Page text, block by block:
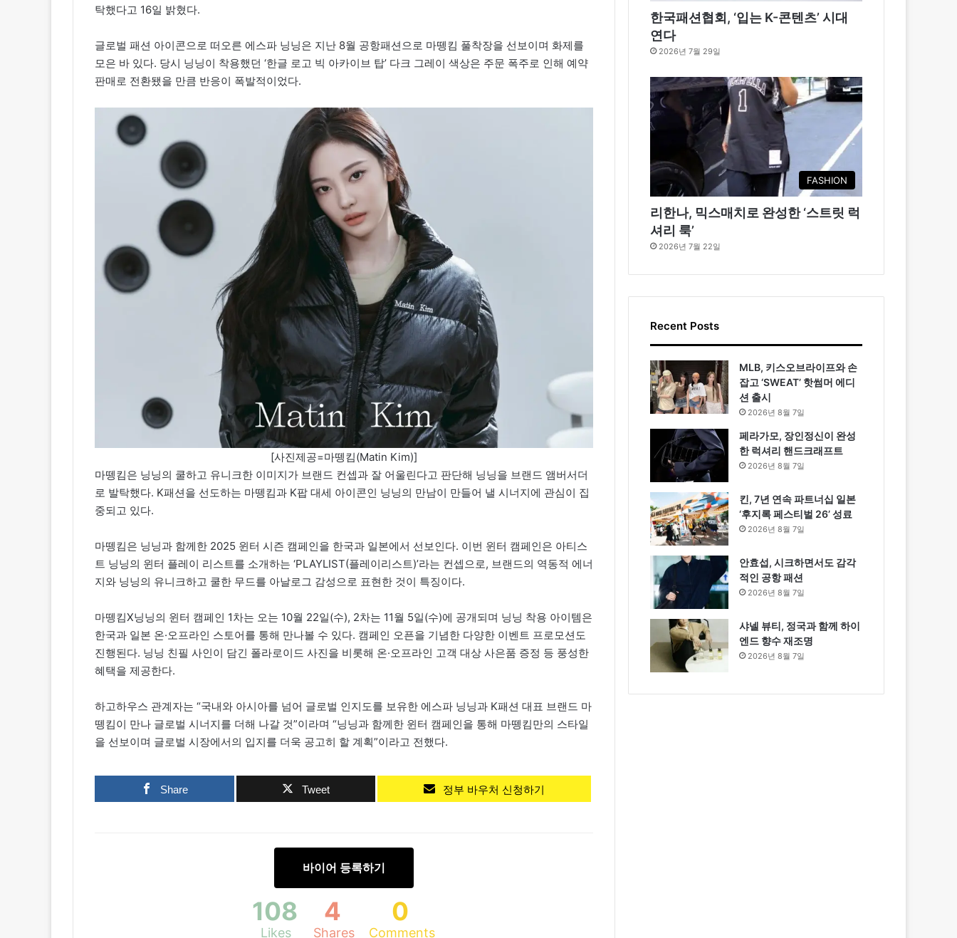
탁했다고 16일 밝혔다.
글로벌 패션 아이콘으로 떠오른 에스파 닝닝은 지난 8월 공항패션으로 마뗑킴 풀착장을 선보이며 화제를
모은 바 있다. 당시 닝닝이 착용했던 ‘한글 로고 빅 아카이브 탑’ 다크 그레이 색상은 주문 폭주로 인해 예약
판매로 전환됐을 만큼 반응이 폭발적이었다.
[사진제공=마뗑킴(Matin Kim)]
마뗑킴은 닝닝의 쿨하고 유니크한 이미지가 브랜드 컨셉과 잘 어울린다고 판단해 닝닝을 브랜드 앰버서더
로 발탁했다. K패션을 선도하는 마뗑킴과 K팝 대세 아이콘인 닝닝의 만남이 만들어 낼 시너지에 관심이 집
중되고 있다.
마뗑킴은 닝닝과 함께한 2025 윈터 시즌 캠페인을 한국과 일본에서 선보인다. 이번 윈터 캠페인은 아티스
트 닝닝의 윈터 플레이 리스트를 소개하는 ‘PLAYLIST(플레이리스트)’라는 컨셉으로, 브랜드의 역동적 에너
지와 닝닝의 유니크하고 쿨한 무드를 아날로그 감성으로 표현한 것이 특징이다.
마뗑킴X닝닝의 윈터 캠페인 1차는 오는 10월 22일(수), 2차는 11월 5일(수)에 공개되며 닝닝 착용 아이템은
한국과 일본 온·오프라인 스토어를 통해 만나볼 수 있다. 캠페인 오픈을 기념한 다양한 이벤트 프로모션도
진행된다. 닝닝 친필 사인이 담긴 폴라로이드 사진을 비롯해 온·오프라인 고객 대상 사은품 증정 등 풍성한
혜택을 제공한다.
하고하우스 관계자는 “국내와 아시아를 넘어 글로벌 인지도를 보유한 에스파 닝닝과 K패션 대표 브랜드 마
뗑킴이 만나 글로벌 시너지를 더해 나갈 것”이라며 “닝닝과 함께한 윈터 캠페인을 통해 마뗑킴만의 스타일
을 선보이며 글로벌 시장에서의 입지를 더욱 공고히 할 계획”이라고 전했다.
Share Tweet 정부 바우처 신청하기
바이어 등록하기
108
Likes
4
Shares
0
Comments
한국패션협회, ‘입는 K-콘텐츠’ 시대
연다
2026년 7월 29일
FASHION
리한나, 믹스매치로 완성한 ‘스트릿 럭
셔리 룩’
2026년 7월 22일
Recent Posts
MLB, 키스오브라이프와 손
잡고 ‘SWEAT’ 핫썸머 에디
션 출시
2026년 8월 7일
페라가모, 장인정신이 완성
한 럭셔리 핸드크래프트
2026년 8월 7일
킨, 7년 연속 파트너십 일본
‘후지록 페스티벌 26’ 성료
2026년 8월 7일
안효섭, 시크하면서도 감각
적인 공항 패션
2026년 8월 7일
샤넬 뷰티, 정국과 함께 하이
엔드 향수 재조명
2026년 8월 7일